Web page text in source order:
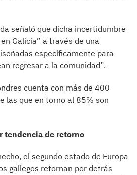
señaló que dicha incertidumbre
Galicia” a través de una
específicamente para
regresar a la comunidad”.
cuenta con más de 400
las que en torno al 85% son
tendencia de retorno
el segundo estado de Europa
gallegos retornan por detrás